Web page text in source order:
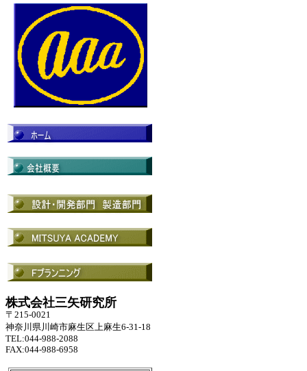
株式会社三矢研究所
〒215-0021
神奈川県川崎市麻生区上麻生6-31-18
TEL:044-988-2088
FAX:044-988-6958